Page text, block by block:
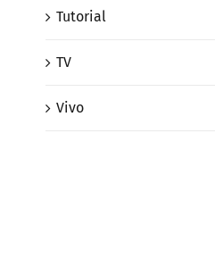
Tutorial
TV
Vivo